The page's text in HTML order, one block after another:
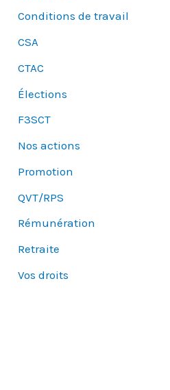
Conditions de travail
CSA
CTAC
Élections
F3SCT
Nos actions
Promotion
QVT/RPS
Rémunération
Retraite
Vos droits